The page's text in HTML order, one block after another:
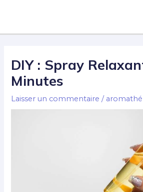
contenu
DIY : Spray
Minutes
Laisser un commentaire /